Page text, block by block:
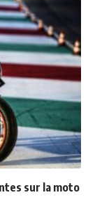
sur la moto